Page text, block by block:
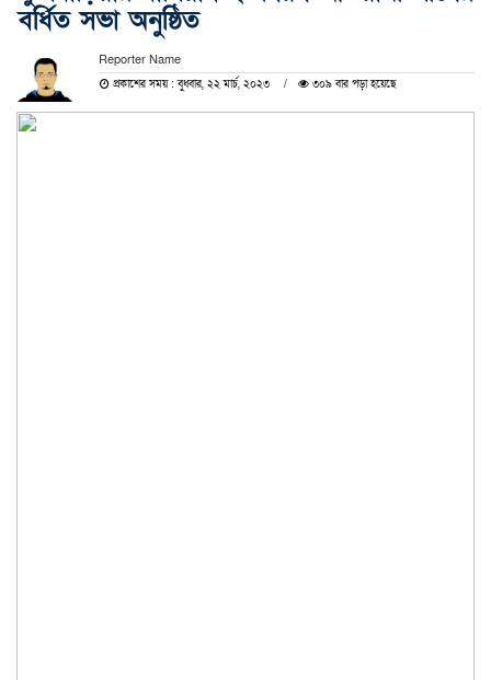
বর্ধিত সভা অনুষ্ঠিত
Reporter Name
প্রকাশের সময় : বুধবার, ২২ মার্চ, ২০২৩ ৩০৯ বার পড়া হয়েছে